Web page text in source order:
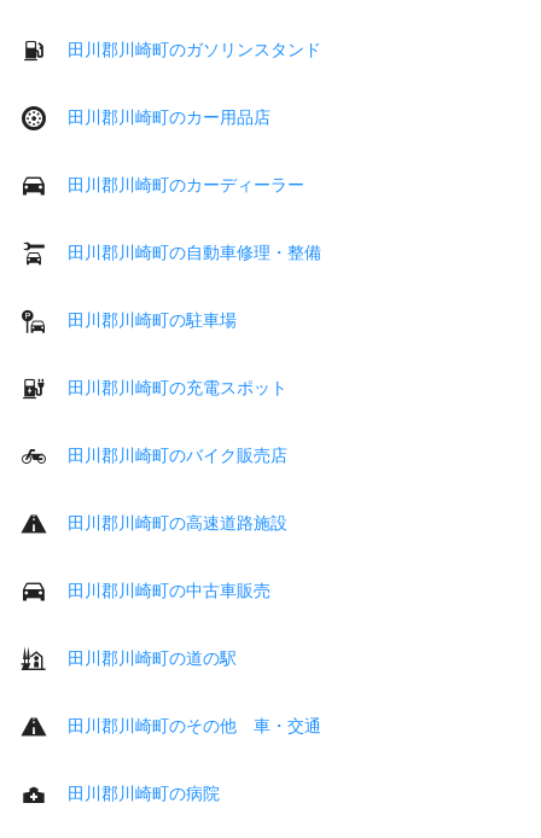
田川郡川崎町のガソリンスタンド
田川郡川崎町のカー用品店
田川郡川崎町のカーディーラー
田川郡川崎町の自動車修理・整備
田川郡川崎町の駐車場
田川郡川崎町の充電スポット
田川郡川崎町のバイク販売店
田川郡川崎町の高速道路施設
田川郡川崎町の中古車販売
田川郡川崎町の道の駅
田川郡川崎町のその他 車・交通
田川郡川崎町の病院